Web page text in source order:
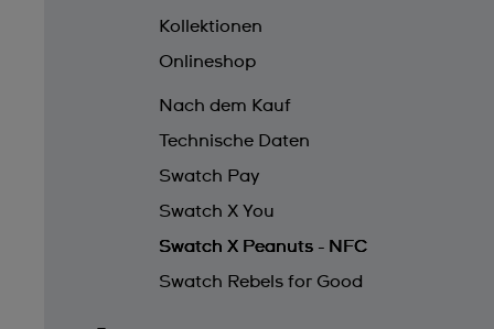
Kollektionen
Onlineshop
Nach dem Kauf
Technische Daten
Swatch Pay
Swatch X You
Swatch X Peanuts - NFC
Swatch Rebels for Good